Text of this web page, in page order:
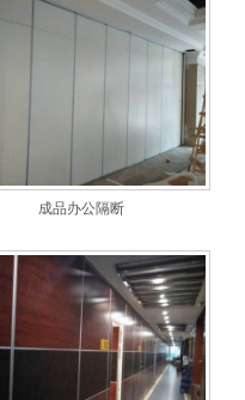
成品办公隔断